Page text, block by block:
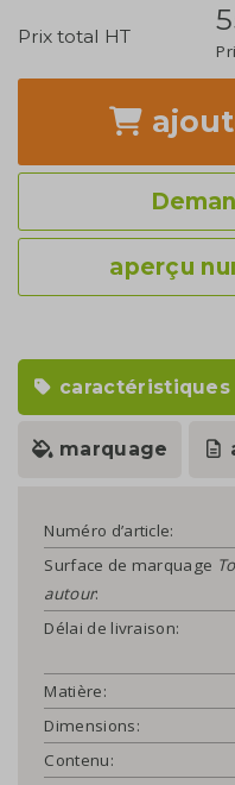
Prix total HT
aperçu
marquage
Numéro d’article:
Surface de marquage
autour:
Délai de livraison:
Matière:
Dimensions:
Contenu: